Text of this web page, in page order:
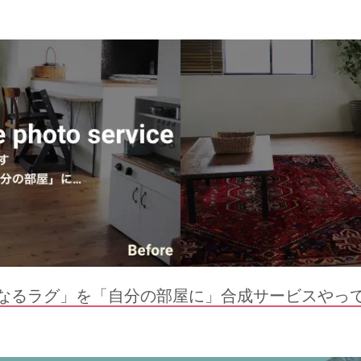
るラグ」を「自分の部屋に」合成サービスやっ